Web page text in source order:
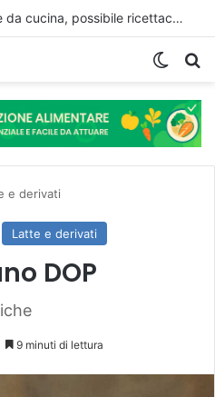
Il caffè potrebbe proteggere il cuore, ma le bevande energetiche potrebbero danneggiarlo
e derivati
Latte e derivati
DOP
9 minuti di lettura